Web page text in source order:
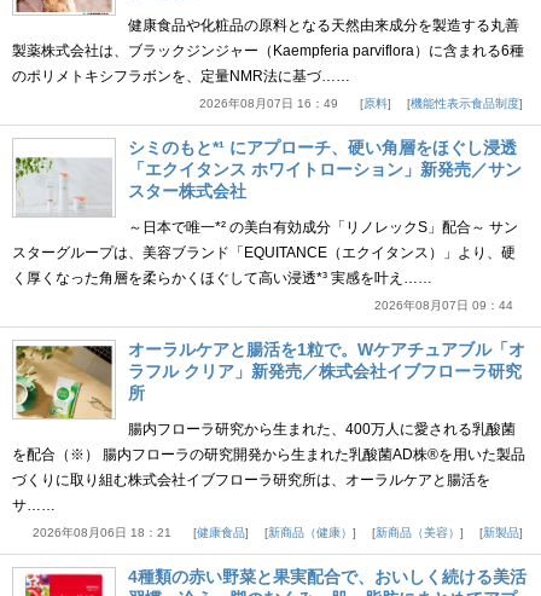
健康食品や化粧品の原料となる天然由来成分を製造する丸善
製薬株式会社は、ブラックジンジャー（Kaempferia parviflora）に含まれる6種
のポリメトキシフラボンを、定量NMR法に基づ……
2026年08月07日 16：49 原料 機能性表示食品制度
シミのもと*¹ にアプローチ、硬い角層をほぐし浸透
「エクイタンス ホワイトローション」新発売／サン
スター株式会社
～日本で唯一*² の美白有効成分「リノレックS」配合～ サン
スターグループは、美容ブランド「EQUITANCE（エクイタンス）」より、硬
く厚くなった角層を柔らかくほぐして高い浸透*³ 実感を叶え……
2026年08月07日 09：44
オーラルケアと腸活を1粒で。Wケアチュアブル「オ
ラフル クリア」新発売／株式会社イブフローラ研究
所
腸内フローラ研究から生まれた、400万人に愛される乳酸菌
を配合（※） 腸内フローラの研究開発から生まれた乳酸菌AD株®を用いた製品
づくりに取り組む株式会社イブフローラ研究所は、オーラルケアと腸活を
サ……
2026年08月06日 18：21 健康食品 新商品（健康） 新商品（美容） 新製品
4種類の赤い野菜と果実配合で、おいしく続ける美活